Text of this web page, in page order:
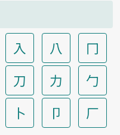
入 八
冂
刀 力
勹
卜 卩
厂